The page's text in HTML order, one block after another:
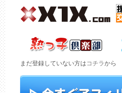
まだ登録していない方は コチラから